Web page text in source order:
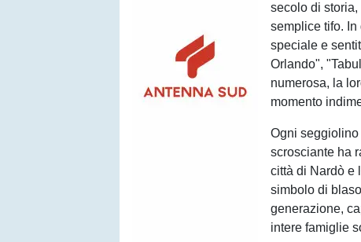
secolo di
semplice tifo.
speciale e
Orlando",
numerosa, la
momento
Ogni
scrosciante ha
città di Nardò e
simbolo di
generazione,
intere famiglie